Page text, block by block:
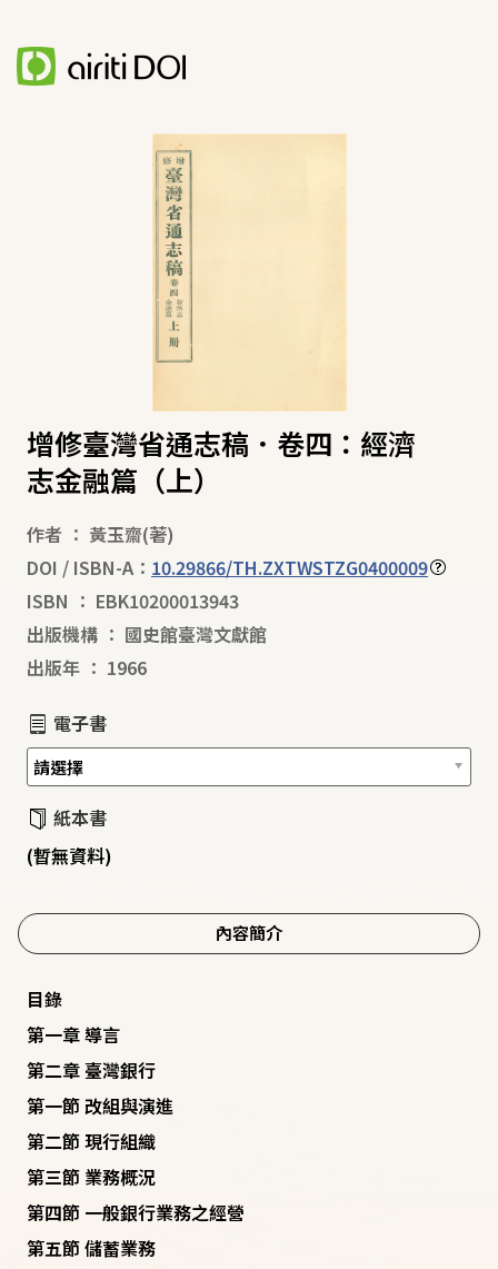
增修臺灣省通志稿．卷四：經濟
志金融篇（上）
作者 ： 黃玉齋(著)
DOI / ISBN-A： 10.29866/TH.ZXTWSTZG0400009
ISBN ： EBK10200013943
出版機構 ： 國史館臺灣文獻館
出版年 ： 1966
電子書
紙本書
(暫無資料)
內容簡介
目錄
第一章 導言
第二章 臺灣銀行
第一節 改組與演進
第二節 現行組織
第三節 業務概況
第四節 一般銀行業務之經營
第五節 儲蓄業務